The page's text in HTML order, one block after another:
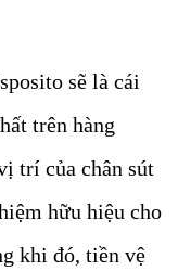
sẽ là cái
trên hàng
trí của chân sút
hữu hiệu cho
khi đó, tiền vệ